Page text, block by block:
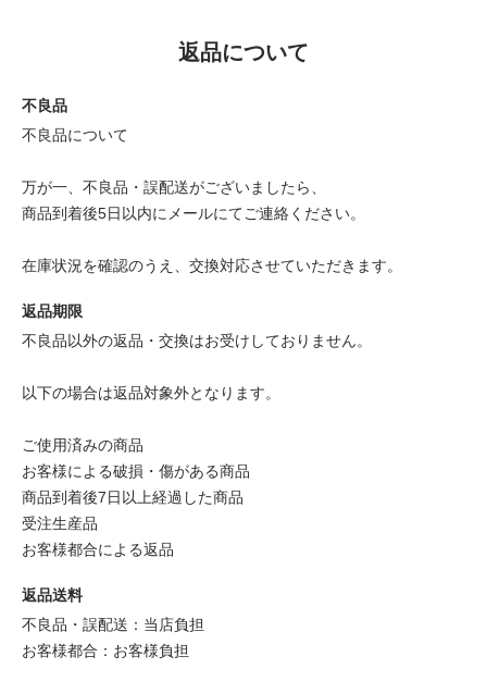
返品について
不良品
不良品について
万が一、不良品・誤配送がございましたら、
商品到着後5日以内にメールにてご連絡ください。
在庫状況を確認のうえ、交換対応させていただきます。
返品期限
不良品以外の返品・交換はお受けしておりません。
以下の場合は返品対象外となります。
ご使用済みの商品
お客様による破損・傷がある商品
商品到着後7日以上経過した商品
受注生産品
お客様都合による返品
返品送料
不良品・誤配送：当店負担
お客様都合：お客様負担